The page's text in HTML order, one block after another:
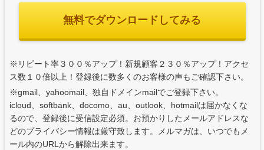
無料でダウンロードしてみる
※リピート率３００％アップ！新規顧客２３０％アップ！アクセ
ス数１０倍以上！登録後に数多くのお客様の声もご確認下さい。
※gmail、yahoomail、独自ドメインmailでご登録下さい。
icloud、softbank、docomo、au、outlook、hotmailは届かなくな
るので、登録後に受信設定必須。お預かりしたメールアドレスな
どのプライバシー情報は厳守致します。メルマガは、いつでもメ
ール内のURLから解除出来ます。